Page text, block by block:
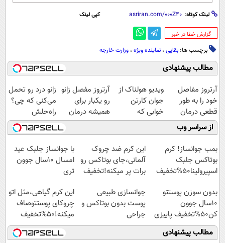
لینک کوتاه: کپی لینک
‌گزارش خطا در خبر
برچسب ها: بقایی ، نماینده ویژه ، وزارت خارجه
مطالب پیشنهادی
آرتروز مفاصل
خود را به طور
قطعی درمان
کنید!
◗پرسش‌نامه◖
ویدیو هولناک از
جوان کارتن
خوابی که
میلیاردر شد.
آموزش رایگان
آرتروز مفصل زانو
رو یکبار برای
همیشه درمان
کن!
◗پرسش‌نامه◖
زانو درد رو تحمل
می‌کنی که چی؟
راه‌حلش
همین‌جاست!
از سراسر وب
بمب جوانساز! کرم
بوتاکس جلبک
اسپیرولینا50%تخفیف
این کرم ضد چروک
آلمانی،جای بوتاکس رو
برات پر میکنه!تخفیف
با جوانساز جلبک عید
امسال ۱۰سال جوون
تری
بدون سوزن پوستتو
10سال جوون
کن50%تخفیف پاییزی
جوانسازی طبیعی
پوست بدون بوتاکس و
جراحی
این کرم گیاهی،مثل اتو
چروکای پوستتوصاف
میکنه!50%تخفیف
مطالب پیشنهادی